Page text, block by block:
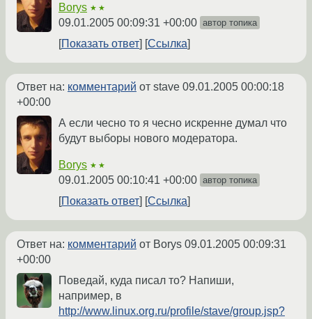
Borys ★★
09.01.2005 00:09:31 +00:00 автор топика
Показать ответ Ссылка
Ответ на: комментарий от stave 09.01.2005 00:00:18
+00:00
А если чесно то я чесно искренне думал что
будут выборы нового модератора.
Borys ★★
09.01.2005 00:10:41 +00:00 автор топика
Показать ответ Ссылка
Ответ на: комментарий от Borys 09.01.2005 00:09:31
+00:00
Поведай, куда писал то? Напиши,
например, в
http://www.linux.org.ru/profile/stave/group.jsp?